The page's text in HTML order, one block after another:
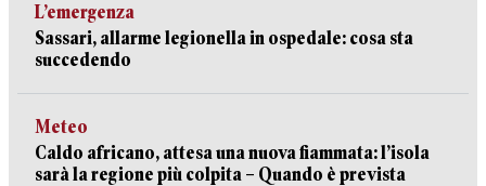
L’emergenza
Sassari, allarme legionella in ospedale: cosa sta
succedendo
Meteo
Caldo africano, attesa una nuova fiammata: l’isola
sarà la regione più colpita – Quando è prevista